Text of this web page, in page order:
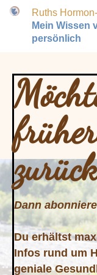
Ruths
Mein Wissen
persönlich
Dann
Du erhältst
Infos rund um
geniale